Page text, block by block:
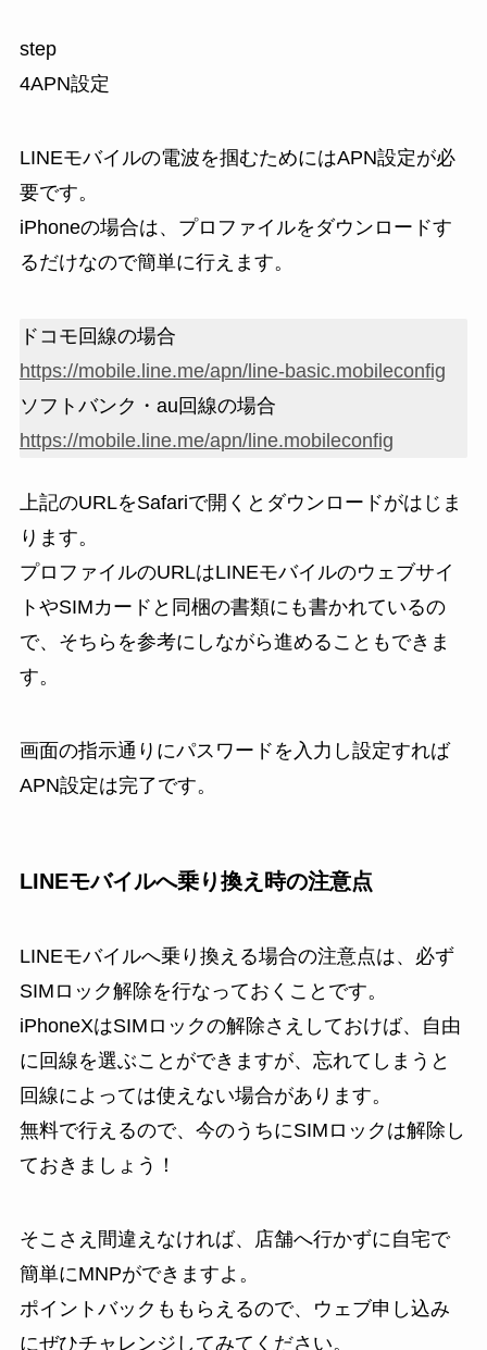
step
4APN設定
LINEモバイルの電波を掴むためにはAPN設定が必
要です。
iPhoneの場合は、プロファイルをダウンロードす
るだけなので簡単に行えます。
ドコモ回線の場合
https://mobile.line.me/apn/line-basic.mobileconfig
ソフトバンク・au回線の場合
https://mobile.line.me/apn/line.mobileconfig
上記のURLをSafariで開くとダウンロードがはじま
ります。
プロファイルのURLはLINEモバイルのウェブサイ
トやSIMカードと同梱の書類にも書かれているの
で、そちらを参考にしながら進めることもできま
す。
画面の指示通りにパスワードを入力し設定すれば
APN設定は完了です。
LINEモバイルへ乗り換え時の注意点
LINEモバイルへ乗り換える場合の注意点は、必ず
SIMロック解除を行なっておくこと です。
iPhoneXはSIMロックの解除さえしておけば、自由
に回線を選ぶことができますが、忘れてしまうと
回線によっては使えない場合があります。
無料で行えるので、今のうちにSIMロックは解除し
ておきましょう！
そこさえ間違えなければ、店舗へ行かずに自宅で
簡単にMNPができますよ。
ポイントバックももらえるので、ウェブ申し込み
にぜひチャレンジしてみてください。